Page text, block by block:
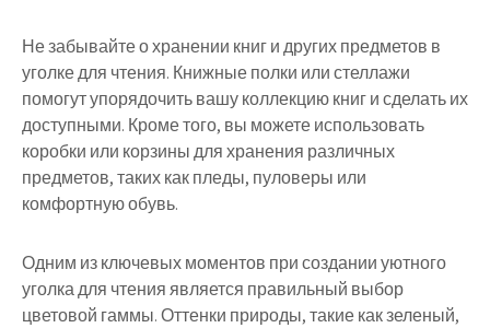
Не забывайте о хранении книг и других предметов в
уголке для чтения. Книжные полки или стеллажи
помогут упорядочить вашу коллекцию книг и сделать их
доступными. Кроме того, вы можете использовать
коробки или корзины для хранения различных
предметов, таких как пледы, пуловеры или
комфортную обувь.
Одним из ключевых моментов при создании уютного
уголка для чтения является правильный выбор
цветовой гаммы. Оттенки природы, такие как зеленый,